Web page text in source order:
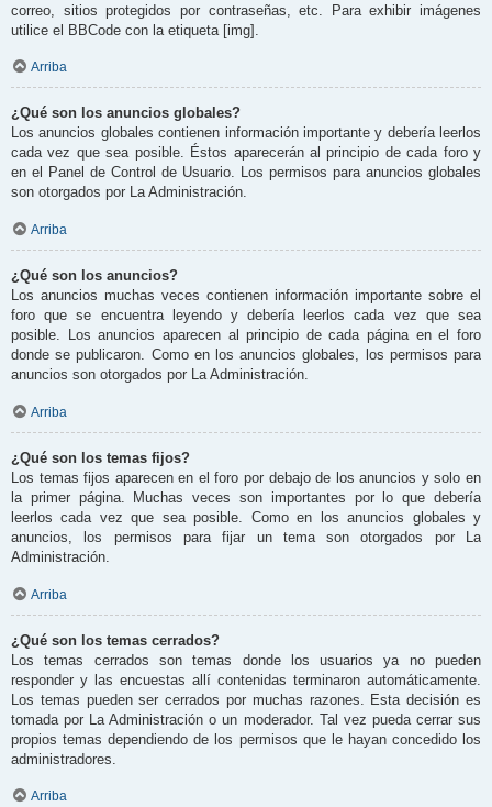
correo, sitios protegidos por contraseñas, etc. Para exhibir imágenes
utilice el BBCode con la etiqueta [img].
Arriba
¿Qué son los anuncios globales?
Los anuncios globales contienen información importante y debería leerlos
cada vez que sea posible. Éstos aparecerán al principio de cada foro y
en el Panel de Control de Usuario. Los permisos para anuncios globales
son otorgados por La Administración.
Arriba
¿Qué son los anuncios?
Los anuncios muchas veces contienen información importante sobre el
foro que se encuentra leyendo y debería leerlos cada vez que sea
posible. Los anuncios aparecen al principio de cada página en el foro
donde se publicaron. Como en los anuncios globales, los permisos para
anuncios son otorgados por La Administración.
Arriba
¿Qué son los temas fijos?
Los temas fijos aparecen en el foro por debajo de los anuncios y solo en
la primer página. Muchas veces son importantes por lo que debería
leerlos cada vez que sea posible. Como en los anuncios globales y
anuncios, los permisos para fijar un tema son otorgados por La
Administración.
Arriba
¿Qué son los temas cerrados?
Los temas cerrados son temas donde los usuarios ya no pueden
responder y las encuestas allí contenidas terminaron automáticamente.
Los temas pueden ser cerrados por muchas razones. Esta decisión es
tomada por La Administración o un moderador. Tal vez pueda cerrar sus
propios temas dependiendo de los permisos que le hayan concedido los
administradores.
Arriba